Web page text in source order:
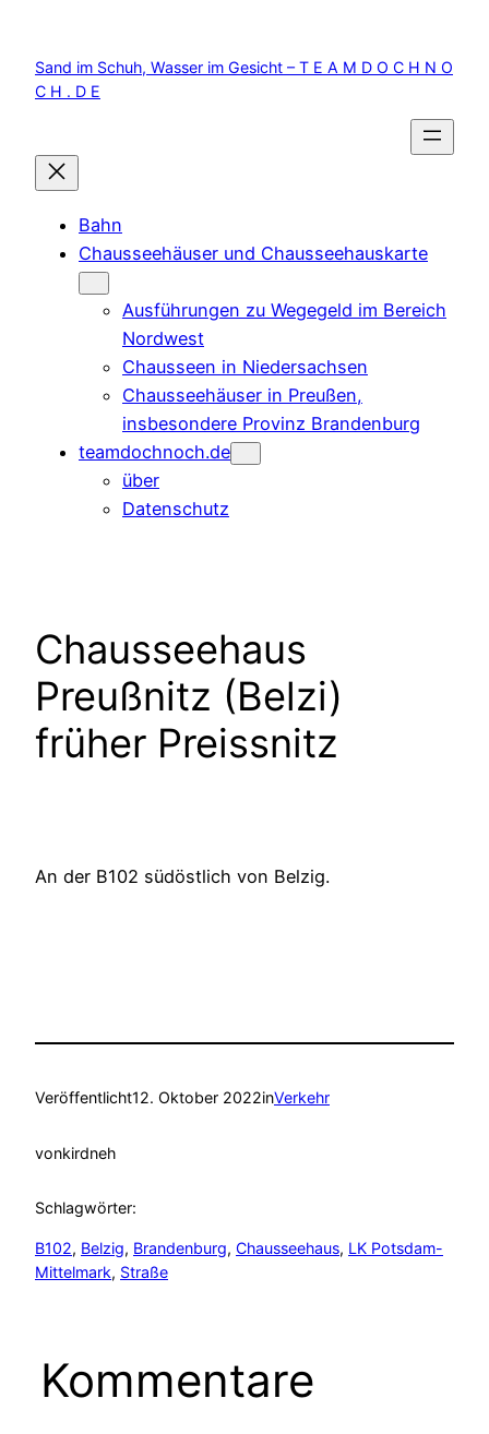
springen
Sand im Schuh, Wasser im Gesicht – T E A M D O C H N O
C H . D E
Bahn
Chausseehäuser und Chausseehauskarte
Ausführungen zu Wegegeld im Bereich
Nordwest
Chausseen in Niedersachsen
Chausseehäuser in Preußen,
insbesondere Provinz Brandenburg
teamdochnoch.de
über
Datenschutz
Chausseehaus
Preußnitz (Belzi)
früher Preissnitz
An der B102 südöstlich von Belzig.
Veröffentlicht12. Oktober 2022inVerkehr
vonkirdneh
Schlagwörter:
B102, Belzig, Brandenburg, Chausseehaus, LK Potsdam-
Mittelmark, Straße
Kommentare